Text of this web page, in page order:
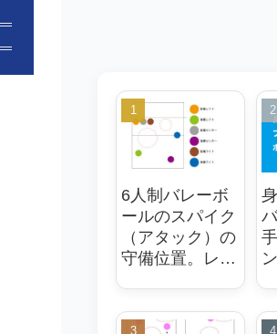
6人制バレーボ
ールのスパイク
（アタック）の
守備位置。レシ
ョンは大事